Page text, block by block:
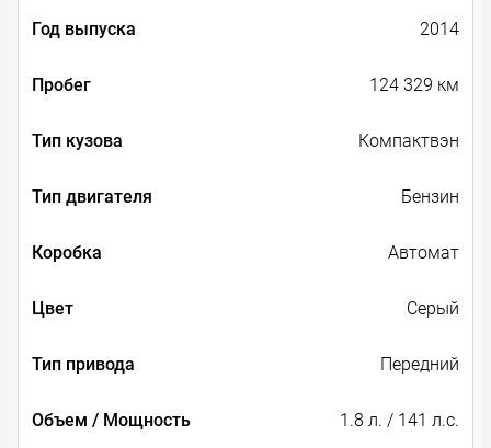
Год выпуска 2014
Пробег 124 329 км
Тип кузова Компактвэн
Тип двигателя Бензин
Коробка Автомат
Цвет Серый
Тип привода Передний
Объем / Мощность 1.8 л. / 141 л.с.